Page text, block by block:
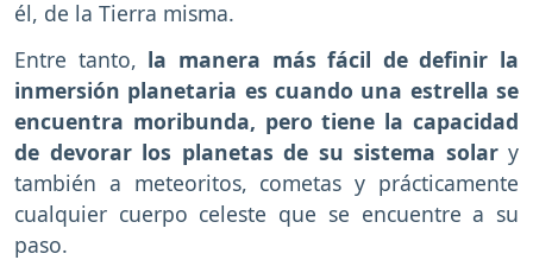
él, de la Tierra misma.
Entre tanto, la manera más fácil de definir la
inmersión planetaria es cuando una estrella se
encuentra moribunda, pero tiene la capacidad
de devorar los planetas de su sistema solary
también a meteoritos, cometas y prácticamente
cualquier cuerpo celeste que se encuentre a su
paso.